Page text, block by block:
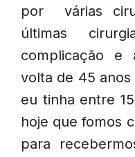
por várias
últimas
complicação e
volta de 45
eu tinha entre
hoje que fomos
para